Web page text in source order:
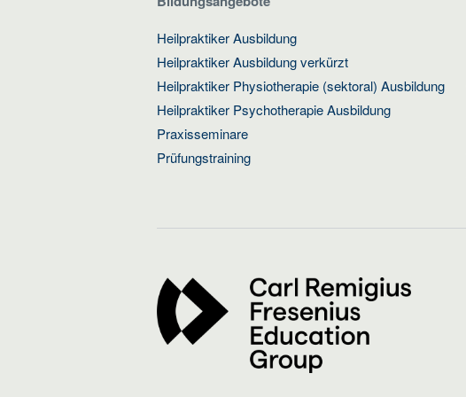
Heilpraktiker Ausbildung
Heilpraktiker Ausbildung verkürzt
Heilpraktiker Physiotherapie (sektoral) Ausbildung
Heilpraktiker Psychotherapie Ausbildung
Praxisseminare
Prüfungstraining